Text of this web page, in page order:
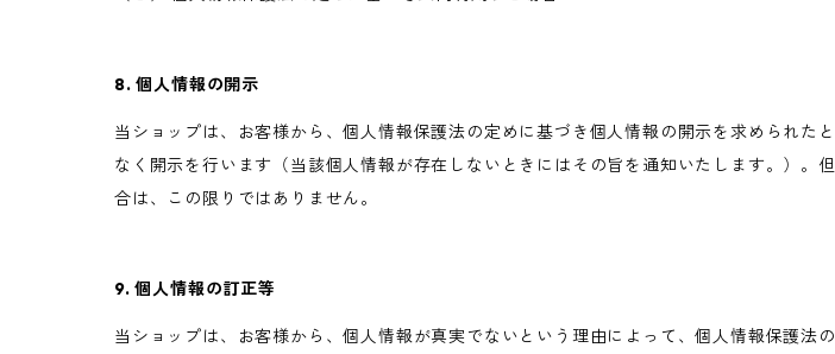
8. 個人情報の開示
当ショップは、お客様から、個人情報保護法の定めに基づき個人情報の開示を求められ
なく開示を行います（当該個人情報が存在しないときにはその旨を通知いたします。）
合は、この限りではありません。
9. 個人情報の訂正等
当ショップは、お客様から、個人情報が真実でないという理由によって、個人情報保護